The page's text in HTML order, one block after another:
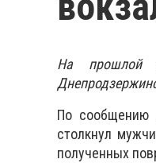
На прошлой
По сообщению
столкнул
полученных